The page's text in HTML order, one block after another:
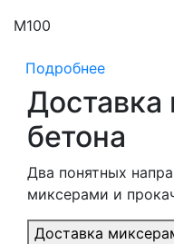
М100
Подробнее
Доставка
бетона
Два понятных
миксерами и
Доставка